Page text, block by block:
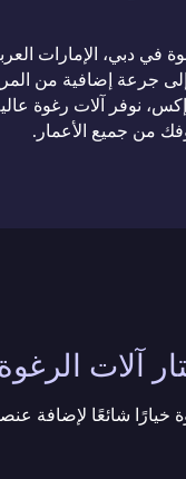
في دبي، الإمارات
إلى جرعة إضافية من
نوفر آلات رغوة
من جميع الأعمار.
آلات
خيارًا شائعًا لإضافة